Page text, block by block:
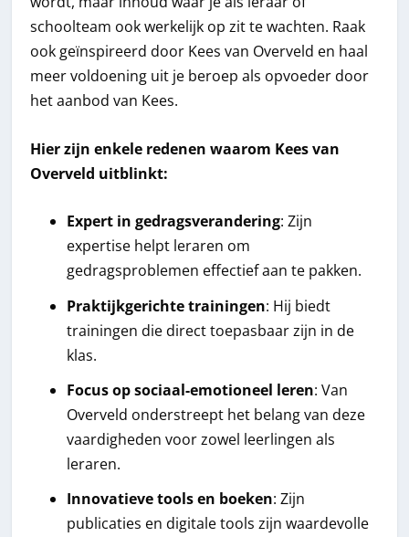
schoolteam ook werkelijk op zit te wachten. Raak
ook geïnspireerd door Kees van Overveld en haal
meer voldoening uit je beroep als opvoeder door
het aanbod van Kees.
Hier zijn enkele redenen waarom Kees van
Overveld uitblinkt:
Expert in gedragsverandering: Zijn
expertise helpt leraren om
gedragsproblemen effectief aan te pakken.
Praktijkgerichte trainingen: Hij biedt
trainingen die direct toepasbaar zijn in de
klas.
Focus op sociaal-emotioneel leren: Van
Overveld onderstreept het belang van deze
vaardigheden voor zowel leerlingen als
leraren.
Innovatieve tools en boeken: Zijn
publicaties en digitale tools zijn waardevolle